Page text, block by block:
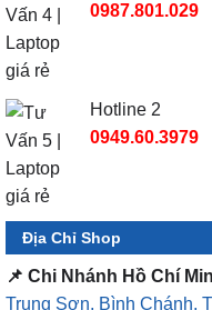
0987.801.029
Hotline 2
0949.60.3979
Địa Chỉ Shop
📌 Chi Nhánh Hồ Chí
Trung Sơn, Bình Chánh,